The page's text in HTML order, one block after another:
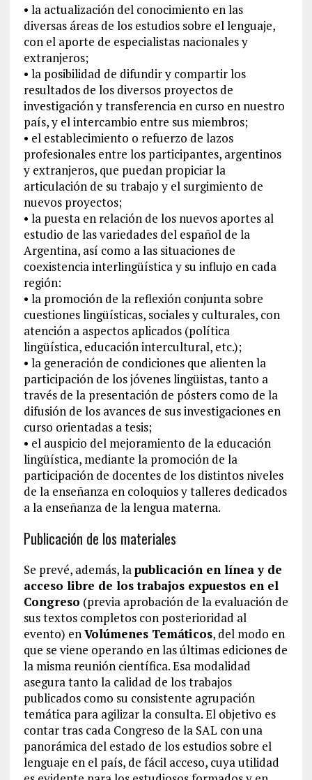
• la actualización del conocimiento en las
diversas áreas de los estudios sobre el lenguaje,
con el aporte de especialistas nacionales y
extranjeros;
• la posibilidad de difundir y compartir los
resultados de los diversos proyectos de
investigación y transferencia en curso en nuestro
país, y el intercambio entre sus miembros;
• el establecimiento o refuerzo de lazos
profesionales entre los participantes, argentinos
y extranjeros, que puedan propiciar la
articulación de su trabajo y el surgimiento de
nuevos proyectos;
• la puesta en relación de los nuevos aportes al
estudio de las variedades del español de la
Argentina, así como a las situaciones de
coexistencia interlingüística y su influjo en cada
región:
• la promoción de la reflexión conjunta sobre
cuestiones lingüísticas, sociales y culturales, con
atención a aspectos aplicados (política
lingüística, educación intercultural, etc.);
• la generación de condiciones que alienten la
participación de los jóvenes lingüistas, tanto a
través de la presentación de pósters como de la
difusión de los avances de sus investigaciones en
curso orientadas a tesis;
• el auspicio del mejoramiento de la educación
lingüística, mediante la promoción de la
participación de docentes de los distintos niveles
de la enseñanza en coloquios y talleres dedicados
a la enseñanza de la lengua materna.
Publicación de los materiales
Se prevé, además, lapublicación en línea y de
acceso libre de los trabajos expuestos en el
Congreso (previa aprobación de la evaluación de
sus textos completos con posterioridad al
evento) enVolúmenes Temáticos, del modo en
que se viene operando en las últimas ediciones de
la misma reunión científica. Esa modalidad
asegura tanto la calidad de los trabajos
publicados como su consistente agrupación
temática para agilizar la consulta. El objetivo es
contar tras cada Congreso de la SAL con una
panorámica del estado de los estudios sobre el
lenguaje en el país, de fácil acceso, cuya utilidad